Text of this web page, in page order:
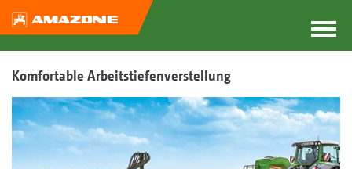
Komfortable Arbeitstiefenverstellung